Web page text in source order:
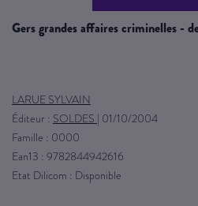
gers grandes affaires criminelles -
LARUE SYLVAIN
Éditeur : SOLDES 01/10/2004
Famille : 0000
Ean13 : 9782844942616
Etat Dilicom : Disponible